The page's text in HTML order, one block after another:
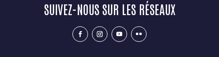
SUIVEZ-NOUS SUR LES RÉSEAUX